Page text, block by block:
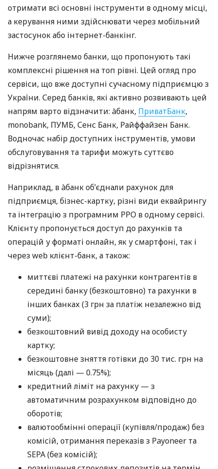
отримати всі основні інструменти в одному місці,
а керування ними здійснювати через мобільний
застосунок або інтернет-банкінг.
Нижче розглянемо банки, що пропонують такі
комплексні рішення на топ рівні. Цей огляд про
сервіси, що вже доступні сучасному підприємцю з
України. Серед банків, які активно розвивають цей
напрям варто відзначити: àбанк, ПриватБанк,
monobank, ПУМБ, Сенс Банк, Райффайзен Банк.
Водночас набір доступних інструментів, умови
обслуговування та тарифи можуть суттєво
відрізнятися.
Наприклад, в àбанк об’єднали рахунок для
підприємця, бізнес-картку, різні види еквайрингу
та інтеграцію з програмним РРО в одному сервісі.
Клієнту пропонується доступ до рахунків та
операцій у форматі онлайн, як у смартфоні, так і
через web клієнт-банк, а також:
миттєві платежі на рахунки контрагентів в
середині банку (безкоштовно) та рахунки в
інших банках (3 грн за платіж незалежно від
суми);
безкоштовний вивід доходу на особисту
картку;
безкоштовне зняття готівки до 30 тис. грн на
місяць (далі — 0.75%);
кредитний ліміт на рахунку — з
автоматичним розрахунком відповідно до
оборотів;
валютообмінні операції (купівля/продаж) без
комісій, отримання переказів з Payoneer та
SEPA (без комісій);